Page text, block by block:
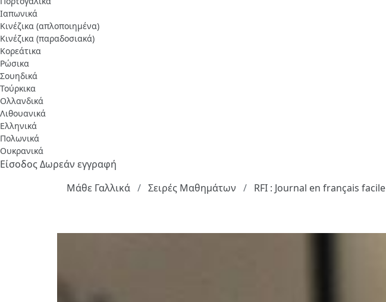
Ιαπωνικά
Κινέζικα (απλοποιημένα)
Κινέζικα (παραδοσιακά)
Κορεάτικα
Ρώσικα
Σουηδικά
Τούρκικα
Ολλανδικά
Λιθουανικά
Ελληνικά
Πολωνικά
Ουκρανικά
ΕίσοδοςΔωρεάν εγγραφή
Μάθε Γαλλικά
Σειρές Μαθημάτων RFI : Journal en français facile